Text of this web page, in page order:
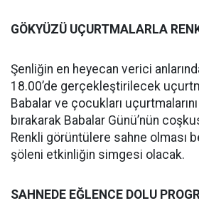
GÖKYÜZÜ UÇURTMALARLA
Şenliğin en heyecan verici
18.00’de gerçekleştirilecek
Babalar ve çocukları
bırakarak Babalar Günü’nün
Renkli görüntülere sahne olması
şöleni etkinliğin simgesi olacak.
SAHNEDE EĞLENCE DOLU